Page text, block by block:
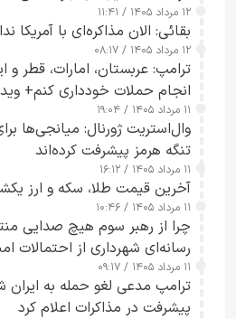
۱۲ مرداد ۱۴۰۵ / ۱۱:۴۱
بقائی: الان مذاکره‌ای با آمریکا
۱۲ مرداد ۱۴۰۵ / ۰۸:۱۷
ترامپ: عربستان، امارات، قطر و
انجام حملات خودداری کنم+
۱۱ مرداد ۱۴۰۵ / ۱۹:۰۴
وال‌استریت ژورنال: میانجی‌ها
تنگه هرمز پیشرفت کرده‌اند
۱۱ مرداد ۱۴۰۵ / ۱۶:۱۲
آخرین قیمت طلا، سکه و ارز یکشنبه 11 مرداد+
۱۱ مرداد ۱۴۰۵ / ۱۰:۴۶
چرا از رهبر سوم هیچ صدایی
رسانه‌ای شهرداری از احتمالات
جاسوسی گفت
۱۱ مرداد ۱۴۰۵ / ۰۹:۱۷
ترامپ مدعی لغو حمله
پیشرفت در مذاکرات اعلام کرد